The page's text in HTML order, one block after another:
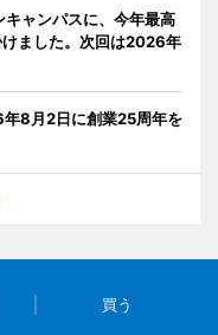
キャンパスに、今年最高
ました。次回は2026年
8月2日に創業25周年を
買う